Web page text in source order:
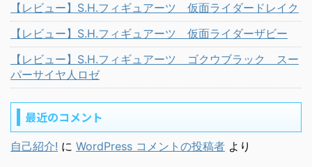
【レビュー】S.H.フィギュアーツ 仮面ライダードレイク
【レビュー】S.H.フィギュアーツ 仮面ライダーザビー
【レビュー】S.H.フィギュアーツ ゴクウブラック スー
パーサイヤ人ロゼ
最近のコメント
自己紹介! に WordPress コメントの投稿者 より